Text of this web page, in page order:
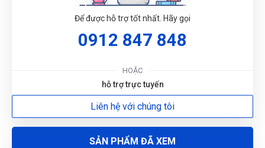
(Đánh giá 1 năm trước)
NH
Nguyễn Minh Hiếu
Để được hỗ trợ tốt nhất. Hãy gọi
0912 847 848
HOẶC
hỗ trợ trực tuyến
Liên hệ với chúng tôi
SẢN PHẨM ĐÃ XEM